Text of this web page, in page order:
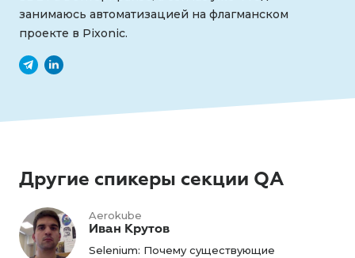
занимаюсь автоматизацией на флагманском
проекте в Pixonic.
Другие спикеры секции QA
Aerokube
Иван Крутов
Selenium: Почему существующие